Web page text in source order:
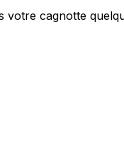
cagnotte